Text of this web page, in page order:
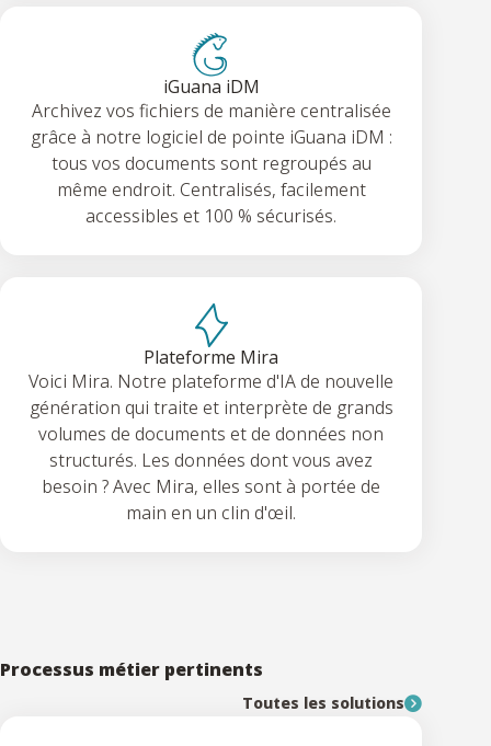
iGuana iDM
Archivez vos fichiers de manière centralisée
grâce à notre logiciel de pointe iGuana iDM :
tous vos documents sont regroupés au
même endroit. Centralisés, facilement
accessibles et 100 % sécurisés.
Plateforme Mira
Voici Mira. Notre plateforme d'IA de nouvelle
génération qui traite et interprète de grands
volumes de documents et de données non
structurés. Les données dont vous avez
besoin ? Avec Mira, elles sont à portée de
main en un clin d'œil.
Processus métier pertinents
Toutes les solutions